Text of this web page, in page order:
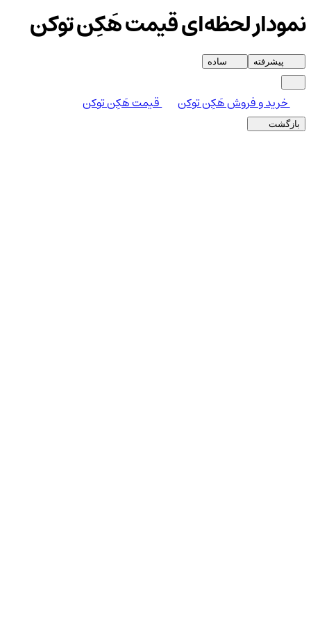
نمودار لحظه‌ای قیمت هَکِن توکن
پیشرفته ساده
خرید و فروش هَکِن توکن قیمت هَکِن توکن
بازگشت